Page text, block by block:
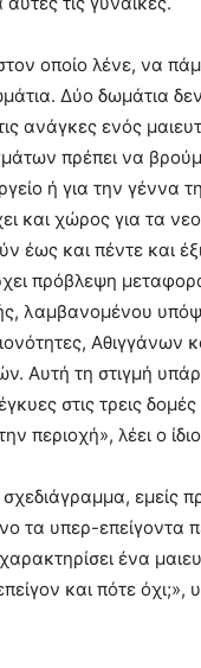
οποίο λένε, να
Δύο δωμάτια
ανάγκες ενός
πρέπει να
ή για την γέννα
και χώρος για τα
έως και πέντε και
πρόβλεψη
λαμβανομένου
Αθιγγάνων
Αυτή τη στιγμή
στις τρεις
περιοχή», λέει ο
εμείς
τα υπερ-επείγοντα
ένα
και πότε όχι;»,